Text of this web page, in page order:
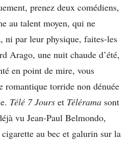
prenez deux comédiens,
au talent moyen, qui ne
ni par leur physique, faites-les
Arago, une nuit chaude d’été,
en point de mire, vous
romantique torride non dénuée
Télé 7 Jours et Télérama sont
vu Jean-Paul Belmondo,
au bec et galurin sur la